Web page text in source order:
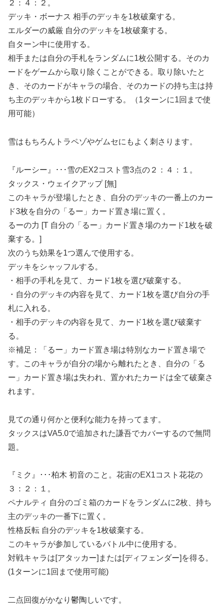
２：４：２。
デッキ・ボーナス 相手のデッキを1枚破棄する。
エルダーの威厳 自分のデッキを1枚破棄する。
自ターン中に使用する。
相手または自分の手札をランダムに1枚公開する。そのカ
ードをゲームから取り除くことができる。取り除いたと
き、そのカードがキャラの場合、そのカードの持ち主は持
ち主のデッキから1枚ドローする。（1ターンに1回まで使
用可能）
雪はもちろんトラペゾやゲムセにもよく刺さります。
『ルーシー』･･･雪のEX2コスト雪3点の２：４：１。
タックス・ウェイクアップ [無]
このキャラが登場したとき、自分のデッキの一番上のカー
ド3枚を自分の「るー」カード置き場に置く。
るーの力 [T 自分の「るー」カード置き場のカード1枚を破
棄する。]
次のうち効果を1つ選んで使用する。
デッキをシャッフルする。
・相手の手札を見て、カード1枚を選び破棄する。
・自分のデッキの内容を見て、カード1枚を選び自分の手
札に入れる。
・相手のデッキの内容を見て、カード1枚を選び破棄す
る。
※補足：「るー」カード置き場は特別なカード置き場で
す。このキャラが自分の場から離れたとき、自分の「る
ー」カード置き場は失われ、置かれたカードは全て破棄さ
れます。
見ての通り何かと便利な能力を持ってます。
タックスはVA5.0で追加された謙吾でカバーするので無問
題。
『ミク』･･･柏木 初音のこと。花宙のEX1コスト花花の
３：２：１。
ペナルティ 自分のゴミ箱のカードをランダムに2枚、持ち
主のデッキの一番下に置く。
性格反転 自分のデッキを1枚破棄する。
このキャラが参加しているバトル中に使用する。
対戦キャラは[アタッカー]または[ディフェンダー]を得る。
(1ターンに1回まで使用可能)
二点回復がかなり鬱陶しいです。